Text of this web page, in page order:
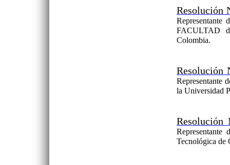
Resolución
FACULTAD
Colombia.
Resolución
Representante
la Universidad
Resolución
Tecnológica